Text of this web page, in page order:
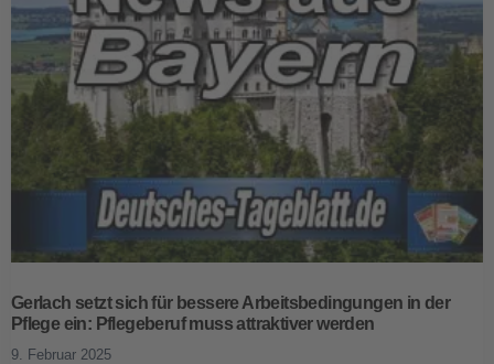
Gerlach setzt sich für bessere Arbeitsbedingungen in der
Pflege ein: Pflegeberuf muss attraktiver werden
9. Februar 2025